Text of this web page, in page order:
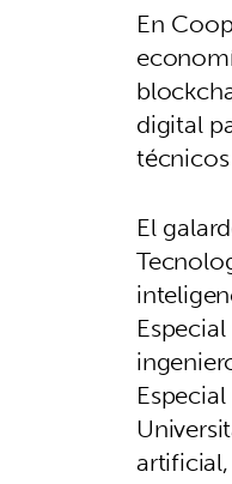
En
digital
El